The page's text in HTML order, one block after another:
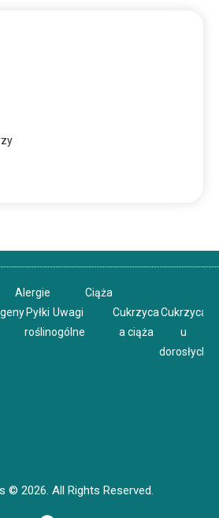
Alergie
Pyłki
roślin
Uwagi
ogólne
Ciąża
Cukrzyca
a ciąża
Cukrzyca
u
dorosłych
© 2026. All Rights Reserved.